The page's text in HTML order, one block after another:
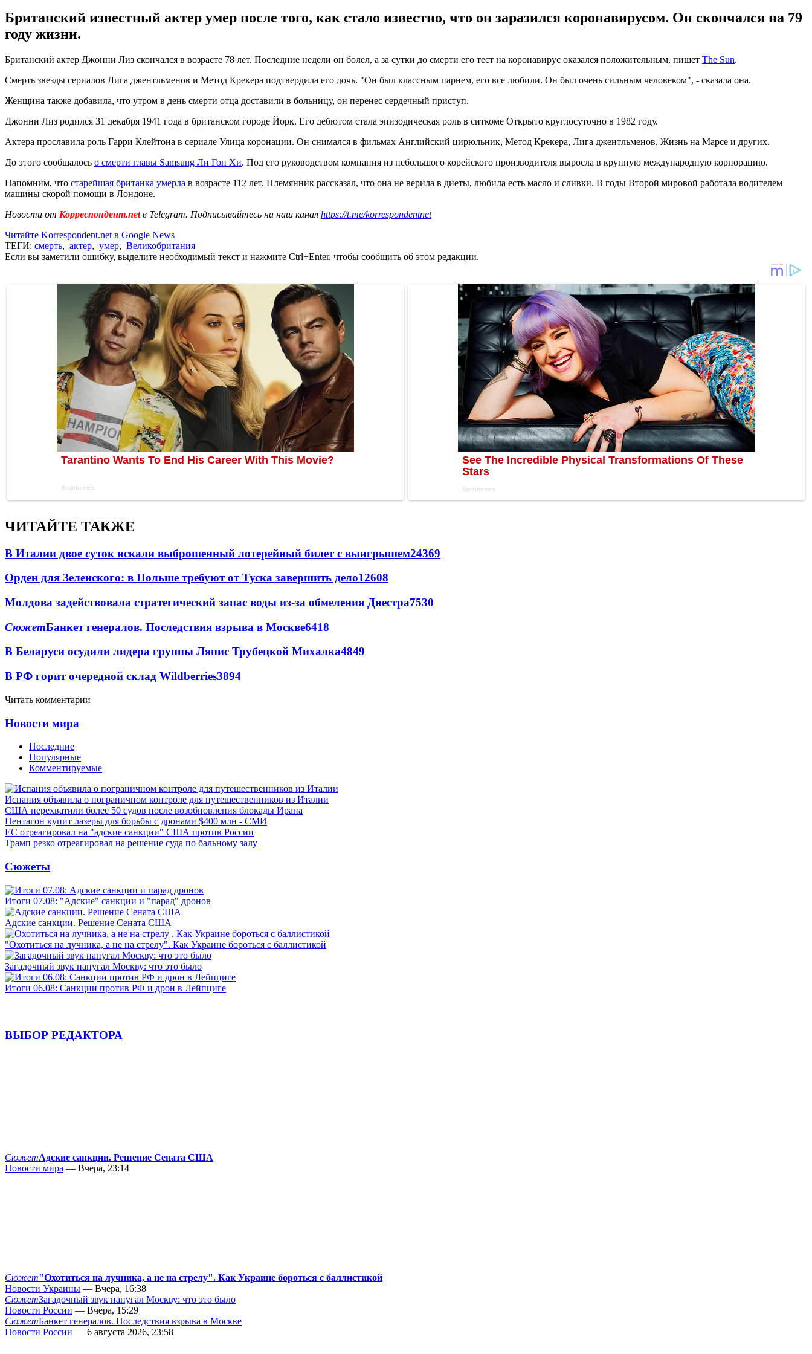
Британский известный актер умер после того, как стало известно, что он заразился коронавирусом. Он скончался на 79
году жизни.
Британский актер Джонни Лиз скончался в возрасте 78 лет. Последние недели он болел, а за сутки до смерти его тест на коронавирус оказался положительным, пишет The Sun.
Смерть звезды сериалов Лига джентльменов и Метод Крекера подтвердила его дочь. "Он был классным парнем, его все любили. Он был очень сильным человеком", - сказала она.
Женщина также добавила, что утром в день смерти отца доставили в больницу, он перенес сердечный приступ.
Джонни Лиз родился 31 декабря 1941 года в британском городе Йорк. Его дебютом стала эпизодическая роль в ситкоме Открыто круглосуточно в 1982 году.
Актера прославила роль Гарри Клейтона в сериале Улица коронации. Он снимался в фильмах Английский цирюльник, Метод Крекера, Лига джентльменов, Жизнь на Марсе и других.
До этого сообщалось о смерти главы Samsung Ли Гон Хи. Под его руководством компания из небольшого корейского производителя выросла в крупную международную корпорацию.
Напомним, что старейшая британка умерла в возрасте 112 лет. Племянник рассказал, что она не верила в диеты, любила есть масло и сливки. В годы Второй мировой работала водителем
машины скорой помощи в Лондоне.
Новости от Корреспондент.netв Telegram. Подписывайтесь на наш канал https://t.me/korrespondentnet
Читайте Korrespondent.net в Google News
ТЕГИ: смерть, актер, умер, Великобритания
Если вы заметили ошибку, выделите необходимый текст и нажмите Ctrl+Enter, чтобы сообщить об этом редакции.
ЧИТАЙТЕ ТАКЖЕ
В Италии двое суток искали выброшенный лотерейный билет с выигрышем24369
Орден для Зеленского: в Польше требуют от Туска завершить дело12608
Молдова задействовала стратегический запас воды из-за обмеления Днестра7530
СюжетБанкет генералов. Последствия взрыва в Москве6418
В Беларуси осудили лидера группы Ляпис Трубецкой Михалка4849
В РФ горит очередной склад Wildberries3894
Читать комментарии
Новости мира
Последние
Популярные
Комментируемые
Испания объявила о пограничном контроле для путешественников из Италии
США перехватили более 50 судов после возобновления блокады Ирана
Пентагон купит лазеры для борьбы с дронами $400 млн - СМИ
ЕС отреагировал на "адские санкции" США против России
Трамп резко отреагировал на решение суда по бальному залу
Сюжеты
Итоги 07.08: "Адские" санкции и "парад" дронов
Адские санкции. Решение Сената США
"Охотиться на лучника, а не на стрелу". Как Украине бороться с баллистикой
Загадочный звук напугал Москву: что это было
Итоги 06.08: Санкции против РФ и дрон в Лейпциге
ВЫБОР РЕДАКТОРА
СюжетАдские санкции. Решение Сената США
Новости мира — Вчера, 23:14
Сюжет"Охотиться на лучника, а не на стрелу". Как Украине бороться с баллистикой
Новости Украины — Вчера, 16:38
СюжетЗагадочный звук напугал Москву: что это было
Новости России — Вчера, 15:29
СюжетБанкет генералов. Последствия взрыва в Москве
Новости России — 6 августа 2026, 23:58